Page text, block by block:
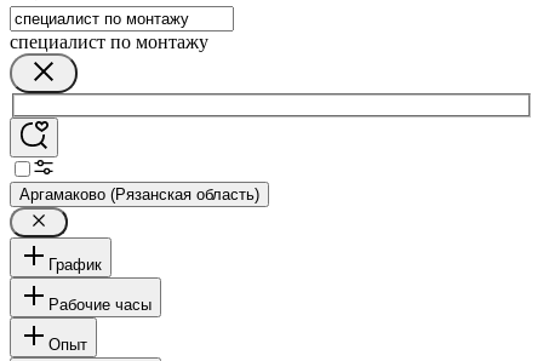
специалист по монтажу
Аргамаково (Рязанская область)
График
Рабочие часы
Опыт